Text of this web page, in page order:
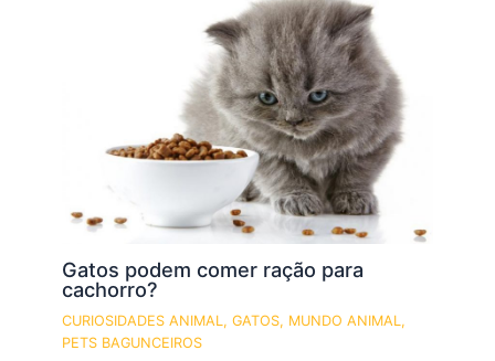
Gatos podem comer ração para
cachorro?
CURIOSIDADES ANIMAL ,GATOS, MUNDO ANIMAL ,
PETS BAGUNCEIROS